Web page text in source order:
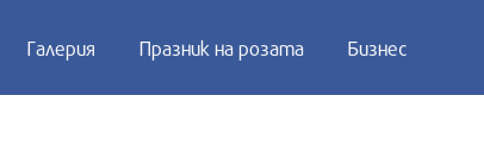
Галерия Празник на розата Бизнес